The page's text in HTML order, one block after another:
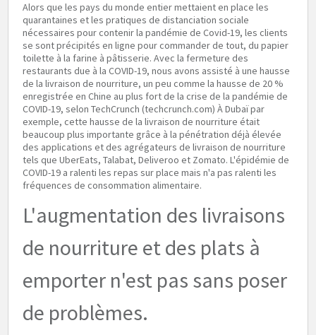
Alors que les pays du monde entier mettaient en place les
quarantaines et les pratiques de distanciation sociale
nécessaires pour contenir la pandémie de Covid-19, les clients
se sont précipités en ligne pour commander de tout, du papier
toilette à la farine à pâtisserie. Avec la fermeture des
restaurants due à la COVID-19, nous avons assisté à une hausse
de la livraison de nourriture, un peu comme la hausse de 20 %
enregistrée en Chine au plus fort de la crise de la pandémie de
COVID-19, selon TechCrunch (techcrunch.com) À Dubaï par
exemple, cette hausse de la livraison de nourriture était
beaucoup plus importante grâce à la pénétration déjà élevée
des applications et des agrégateurs de livraison de nourriture
tels que UberEats, Talabat, Deliveroo et Zomato. L'épidémie de
COVID-19 a ralenti les repas sur place mais n'a pas ralenti les
fréquences de consommation alimentaire.
L'augmentation des livraisons
de nourriture et des plats à
emporter n'est pas sans poser
de problèmes.